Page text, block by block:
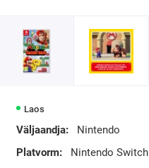
Laos
Väljaandja:
Nintendo
Platvorm:
Nintendo Switch